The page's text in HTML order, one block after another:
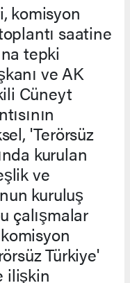
komisyon
saatine
tepki
ve AK
Cüneyt
'Terörsüz
kurulan
ve
kuruluş
çalışmalar
Türkiye'
ilişkin